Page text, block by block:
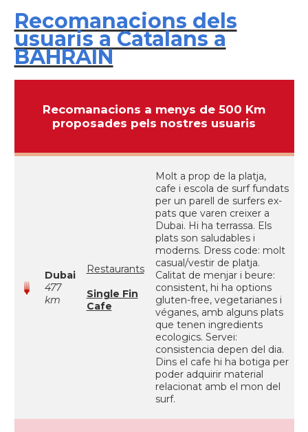
Recomanacions dels
usuaris a Catalans a
BAHRAIN
Recomanacions a menys de 500 Km
proposades pels nostres usuaris
Dubai
477
km
Restaurants
Single Fin
Cafe
Molt a prop de la platja,
cafe i escola de surf fundats
per un parell de surfers ex-
pats que varen creixer a
Dubai. Hi ha terrassa. Els
plats son saludables i
moderns. Dress code: molt
casual/vestir de platja.
Calitat de menjar i beure:
consistent, hi ha options
gluten-free, vegetarianes i
véganes, amb alguns plats
que tenen ingredients
ecologics. Servei:
consistencia depen del dia.
Dins el cafe hi ha botiga per
poder adquirir material
relacionat amb el mon del
surf.